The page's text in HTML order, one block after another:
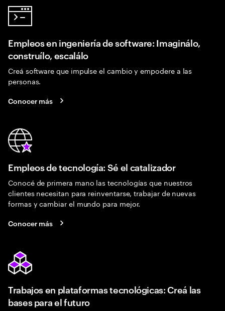
Empleos en ingeniería de software: Imaginálo,
construílo, escalálo
Creá software que impulse el cambio y empodere a las
personas.
Conocer más
Empleos de tecnología: Sé el catalizador
Conocé de primera mano las tecnologías que nuestros
clientes necesitan para reinventarse, trabajar de nuevas
formas y cambiar el mundo para mejor.
Conocer más
Trabajos en plataformas tecnológicas: Creá las
bases para el futuro